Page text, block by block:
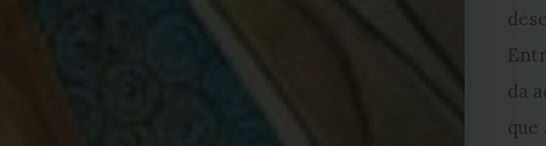
de
da
que